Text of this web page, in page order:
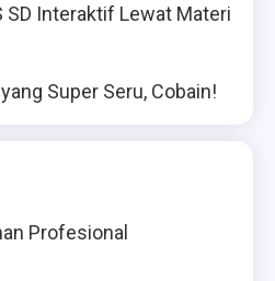
SD Interaktif Lewat Materi
Super Seru, Cobain!
Profesional